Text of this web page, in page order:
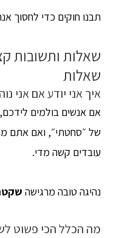
תבנו חוקים כדי לחסוך
שאלות ותשובות
שאלות
איך אני יודע אם אני
אם אנשים בולמים
של ״סחטתי״, ואם אתם
עובדים קשה מדי.
נהיגה טובה מרגישה
מה הכלל הכי פשוט